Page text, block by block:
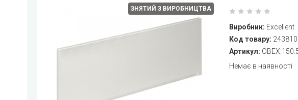
ЗНЯТИЙ З ВИРОБНИЦТВА
Виробник: Excellent
Код товару: 243810
Артикул:
Немає в наявності